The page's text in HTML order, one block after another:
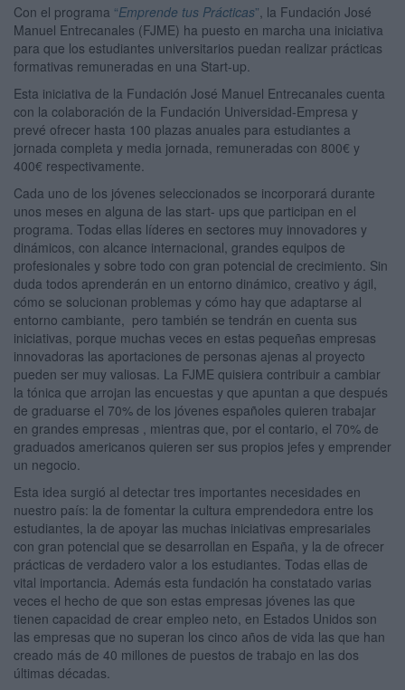
Con el programa “Emprende tus Prácticas”, la Fundación José
Manuel Entrecanales (FJME) ha puesto en marcha una iniciativa
para que los estudiantes universitarios puedan realizar prácticas
formativas remuneradas en una Start-up.
Esta iniciativa de la Fundación José Manuel Entrecanales cuenta
con la colaboración de la Fundación Universidad-Empresa y
prevé ofrecer hasta 100 plazas anuales para estudiantes a
jornada completa y media jornada, remuneradas con 800€ y
400€ respectivamente.
Cada uno de los jóvenes seleccionados se incorporará durante
unos meses en alguna de las start- ups que participan en el
programa. Todas ellas líderes en sectores muy innovadores y
dinámicos, con alcance internacional, grandes equipos de
profesionales y sobre todo con gran potencial de crecimiento. Sin
duda todos aprenderán en un entorno dinámico, creativo y ágil,
cómo se solucionan problemas y cómo hay que adaptarse al
entorno cambiante, pero también se tendrán en cuenta sus
iniciativas, porque muchas veces en estas pequeñas empresas
innovadoras las aportaciones de personas ajenas al proyecto
pueden ser muy valiosas. La FJME quisiera contribuir a cambiar
la tónica que arrojan las encuestas y que apuntan a que después
de graduarse el 70% de los jóvenes españoles quieren trabajar
en grandes empresas , mientras que, por el contario, el 70% de
graduados americanos quieren ser sus propios jefes y emprender
un negocio.
Esta idea surgió al detectar tres importantes necesidades en
nuestro país: la de fomentar la cultura emprendedora entre los
estudiantes, la de apoyar las muchas iniciativas empresariales
con gran potencial que se desarrollan en España, y la de ofrecer
prácticas de verdadero valor a los estudiantes. Todas ellas de
vital importancia. Además esta fundación ha constatado varias
veces el hecho de que son estas empresas jóvenes las que
tienen capacidad de crear empleo neto, en Estados Unidos son
las empresas que no superan los cinco años de vida las que han
creado más de 40 millones de puestos de trabajo en las dos
últimas décadas.